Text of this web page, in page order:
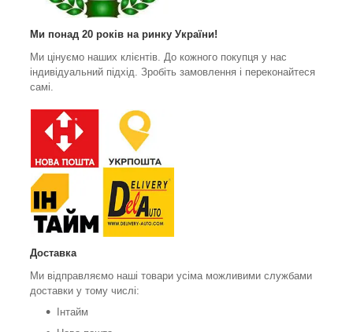
Ми понад 20 років на ринку України!
Ми цінуємо наших клієнтів. До кожного покупця у нас
індивідуальний підхід. Зробіть замовлення і переконайтеся
самі.
Доставка
Ми відправляємо наші товари усіма можливими службами
доставки у тому числі:
Інтайм